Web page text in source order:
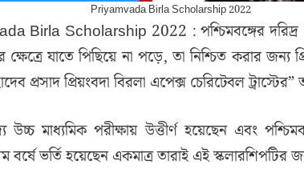
Priyamvada Birla Scholarship 2022
Scholarship 2022 : পশ্চিমবঙ্গের দরিদ্র এবং
যাতে পিছিয়ে না পড়ে, তা নিশ্চিত করার জন্য
প্রসাদ প্রিয়ংবদা বিরলা এপেক্স চেরিটেবল
উচ্চ মাধ্যমিক পরীক্ষায় উত্তীর্ণ হয়েছেন এবং
ভর্তি হয়েছেন একমাত্র তারাই এই